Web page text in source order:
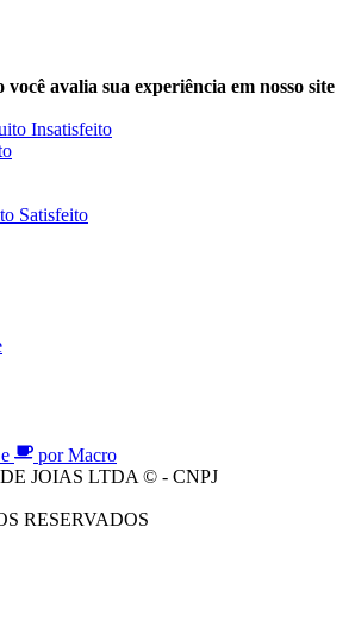
avalia sua experiência em nosso site
Insatisfeito
Satisfeito
e
por Macro
JOIAS LTDA © - CNPJ
RESERVADOS